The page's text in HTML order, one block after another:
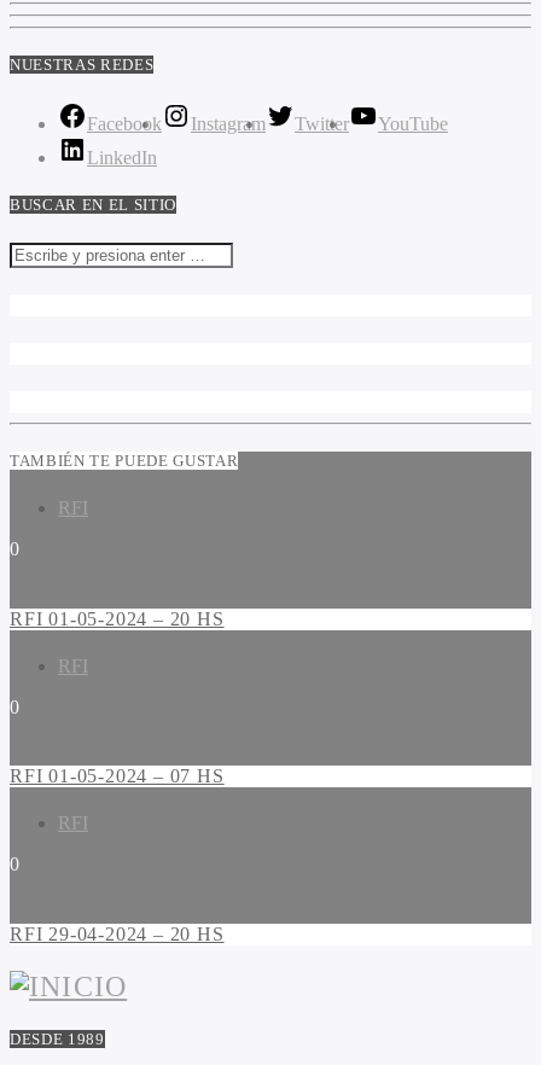
NUESTRAS REDES
Facebook Instagram Twitter
YouTube
LinkedIn
BUSCAR EN EL SITIO
TAMBIÉN TE PUEDE GUSTAR
RFI
0
RFI 01-05-2024 – 20 HS
RFI
0
RFI 01-05-2024 – 07 HS
RFI
0
RFI 29-04-2024 – 20 HS
DESDE 1989